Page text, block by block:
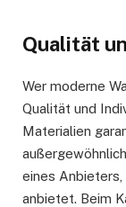
Qualität
Wer moderne
Qualität und
Materialien
eines
anbietet. Beim